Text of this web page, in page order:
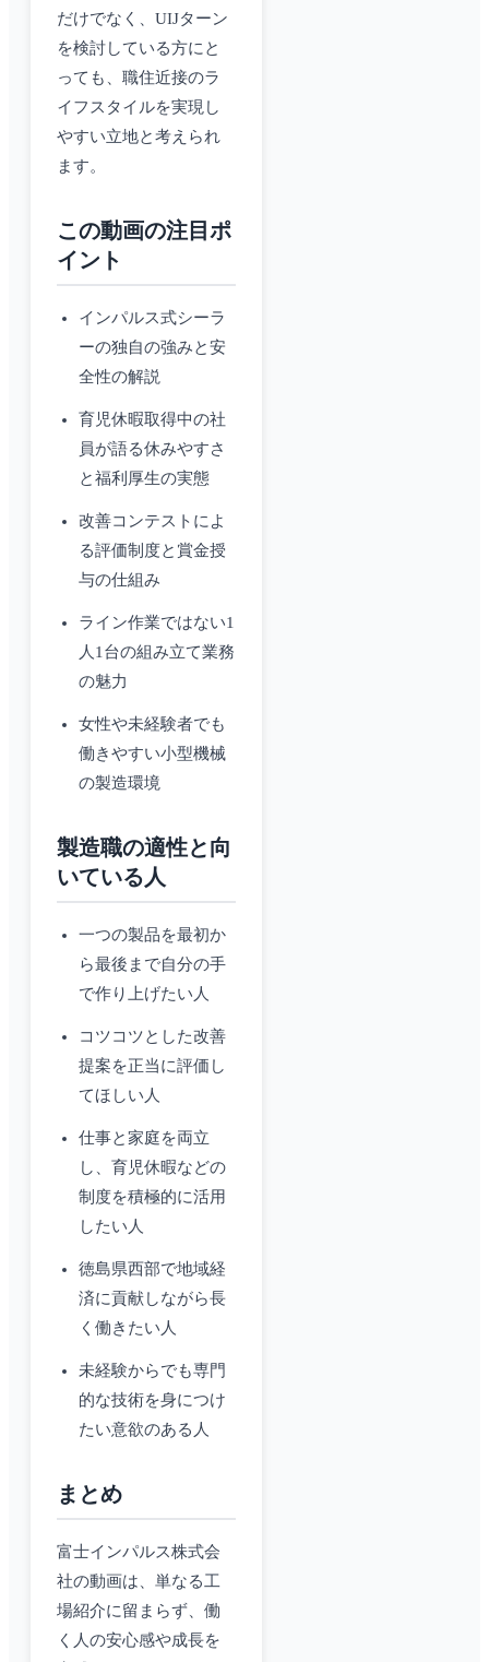
だけでなく、UIJターン
を検討している方にと
っても、職住近接のラ
イフスタイルを実現し
やすい立地と考えられ
ます。
この動画の注目ポ
イント
インパルス式シーラ
ーの独自の強みと安
全性の解説
育児休暇取得中の社
員が語る休みやすさ
と福利厚生の実態
改善コンテストによ
る評価制度と賞金授
与の仕組み
ライン作業ではない1
人1台の組み立て業務
の魅力
女性や未経験者でも
働きやすい小型機械
の製造環境
製造職の適性と向
いている人
一つの製品を最初か
ら最後まで自分の手
で作り上げたい人
コツコツとした改善
提案を正当に評価し
てほしい人
仕事と家庭を両立
し、育児休暇などの
制度を積極的に活用
したい人
徳島県西部で地域経
済に貢献しながら長
く働きたい人
未経験からでも専門
的な技術を身につけ
たい意欲のある人
まとめ
富士インパルス株式会
社の動画は、単なる工
場紹介に留まらず、働
く人の安心感や成長を